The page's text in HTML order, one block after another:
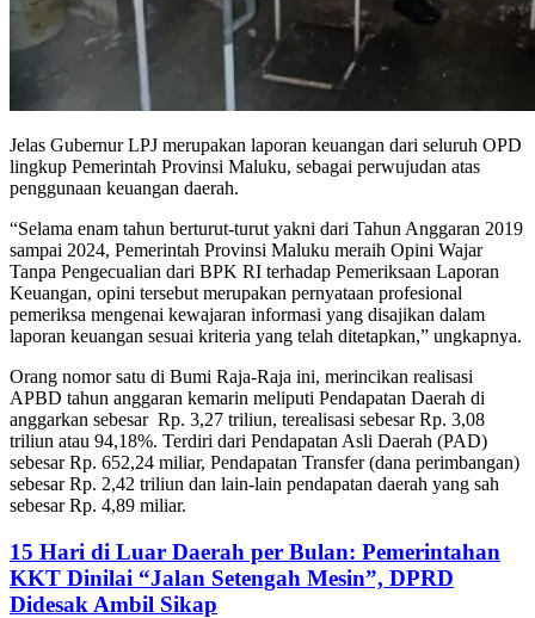
Jelas Gubernur LPJ merupakan laporan keuangan dari seluruh OPD
lingkup Pemerintah Provinsi Maluku, sebagai perwujudan atas
penggunaan keuangan daerah.
“Selama enam tahun berturut-turut yakni dari Tahun Anggaran 2019
sampai 2024, Pemerintah Provinsi Maluku meraih Opini Wajar
Tanpa Pengecualian dari BPK RI terhadap Pemeriksaan Laporan
Keuangan, opini tersebut merupakan pernyataan profesional
pemeriksa mengenai kewajaran informasi yang disajikan dalam
laporan keuangan sesuai kriteria yang telah ditetapkan,” ungkapnya.
Orang nomor satu di Bumi Raja-Raja ini, merincikan realisasi
APBD tahun anggaran kemarin meliputi Pendapatan Daerah di
anggarkan sebesar Rp. 3,27 triliun, terealisasi sebesar Rp. 3,08
triliun atau 94,18%. Terdiri dari Pendapatan Asli Daerah (PAD)
sebesar Rp. 652,24 miliar, Pendapatan Transfer (dana perimbangan)
sebesar Rp. 2,42 triliun dan lain-lain pendapatan daerah yang sah
sebesar Rp. 4,89 miliar.
15 Hari di Luar Daerah per Bulan: Pemerintahan
KKT Dinilai “Jalan Setengah Mesin”, DPRD
Didesak Ambil Sikap